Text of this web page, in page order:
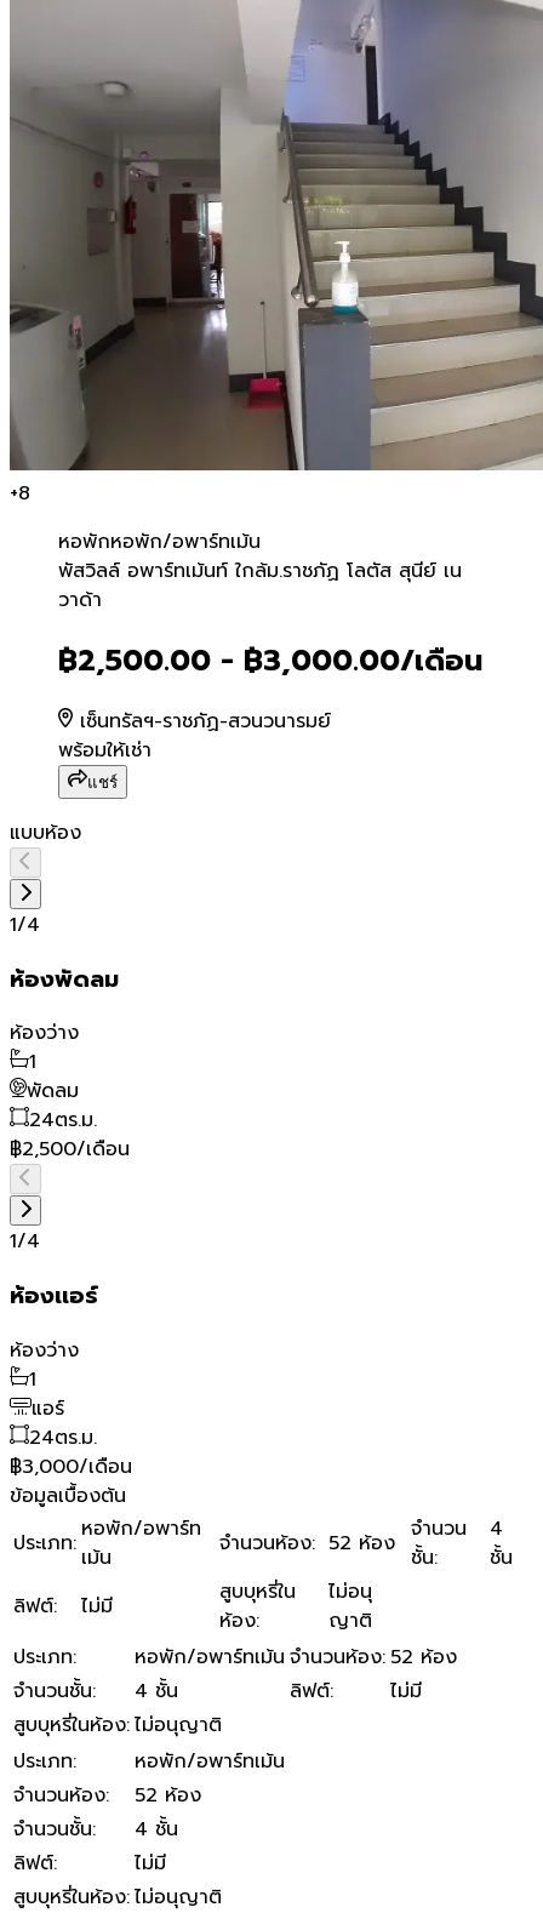
+8
หอพักหอพัก/อพาร์ทเม้น
พัสวิลล์ อพาร์ทเม้นท์ ใกล้ม.ร
พัสวิลล์ อพาร์ทเม้นท์ ใกล้ม.ราชภัฏ โลตัส สุนีย์ เน
วาด้า
฿2,500.00 - ฿3,000.00/เดือน
เซ็นทรัลฯ-ราชภัฏ-สวนวนารมย์
พร้อมให้เช่า
แชร์
แบบห้อง
1/4
ห้องพัดลม
ห้องว่าง
1
พัดลม
24ตร.ม.
฿2,500/เดือน
1/4
ห้องเเอร์
ห้องว่าง
1
แอร์
24ตร.ม.
฿3,000/เดือน
ข้อมูลเบื้องต้น
ประเภท: หอพัก/อพาร์ท
เม้น
จำนวนห้อง: 52 ห้อง จำนวน
ชั้น:
4
ชั้น
ลิฟต์: ไม่มี
สูบบุหรี่ใน
ห้อง:
ไม่อนุ
ญาติ
ประเภท: หอพัก/อพาร์ทเม้น จำนวนห้อง: 52 ห้อง
จำนวนชั้น: 4 ชั้น ลิฟต์:
ไม่มี
สูบบุหรี่ในห้อง:ไม่อนุญาติ
ประเภท:
หอพัก/อพาร์ทเม้น
จำนวนห้อง:
52 ห้อง
จำนวนชั้น:
4 ชั้น
ลิฟต์:
ไม่มี
สูบบุหรี่ในห้อง:ไม่อนุญาติ